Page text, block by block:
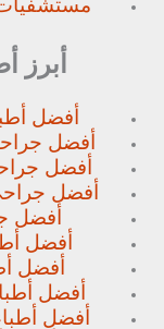
مستشفيات
أبرز
أفضل
أفضل
أفضل
أفضل
أفضل
أفضل
أفضل
أفضل
أفضل